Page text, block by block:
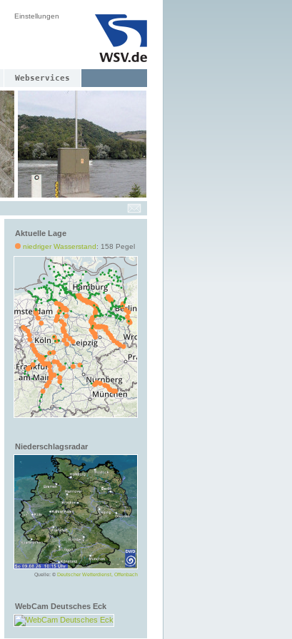
Einstellungen
Webservices
Aktuelle Lage
niedriger Wasserstand: 158 Pegel
Niederschlagsradar
Quelle: © Deutscher Wetterdienst, Offenbach
WebCam Deutsches Eck